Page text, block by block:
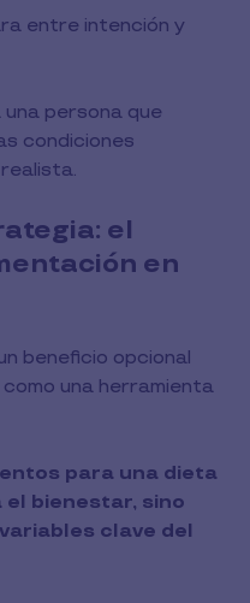
entre intención y
persona que
condiciones
el
en
beneficio opcional
una herramienta
para una dieta
bienestar, sino
clave del